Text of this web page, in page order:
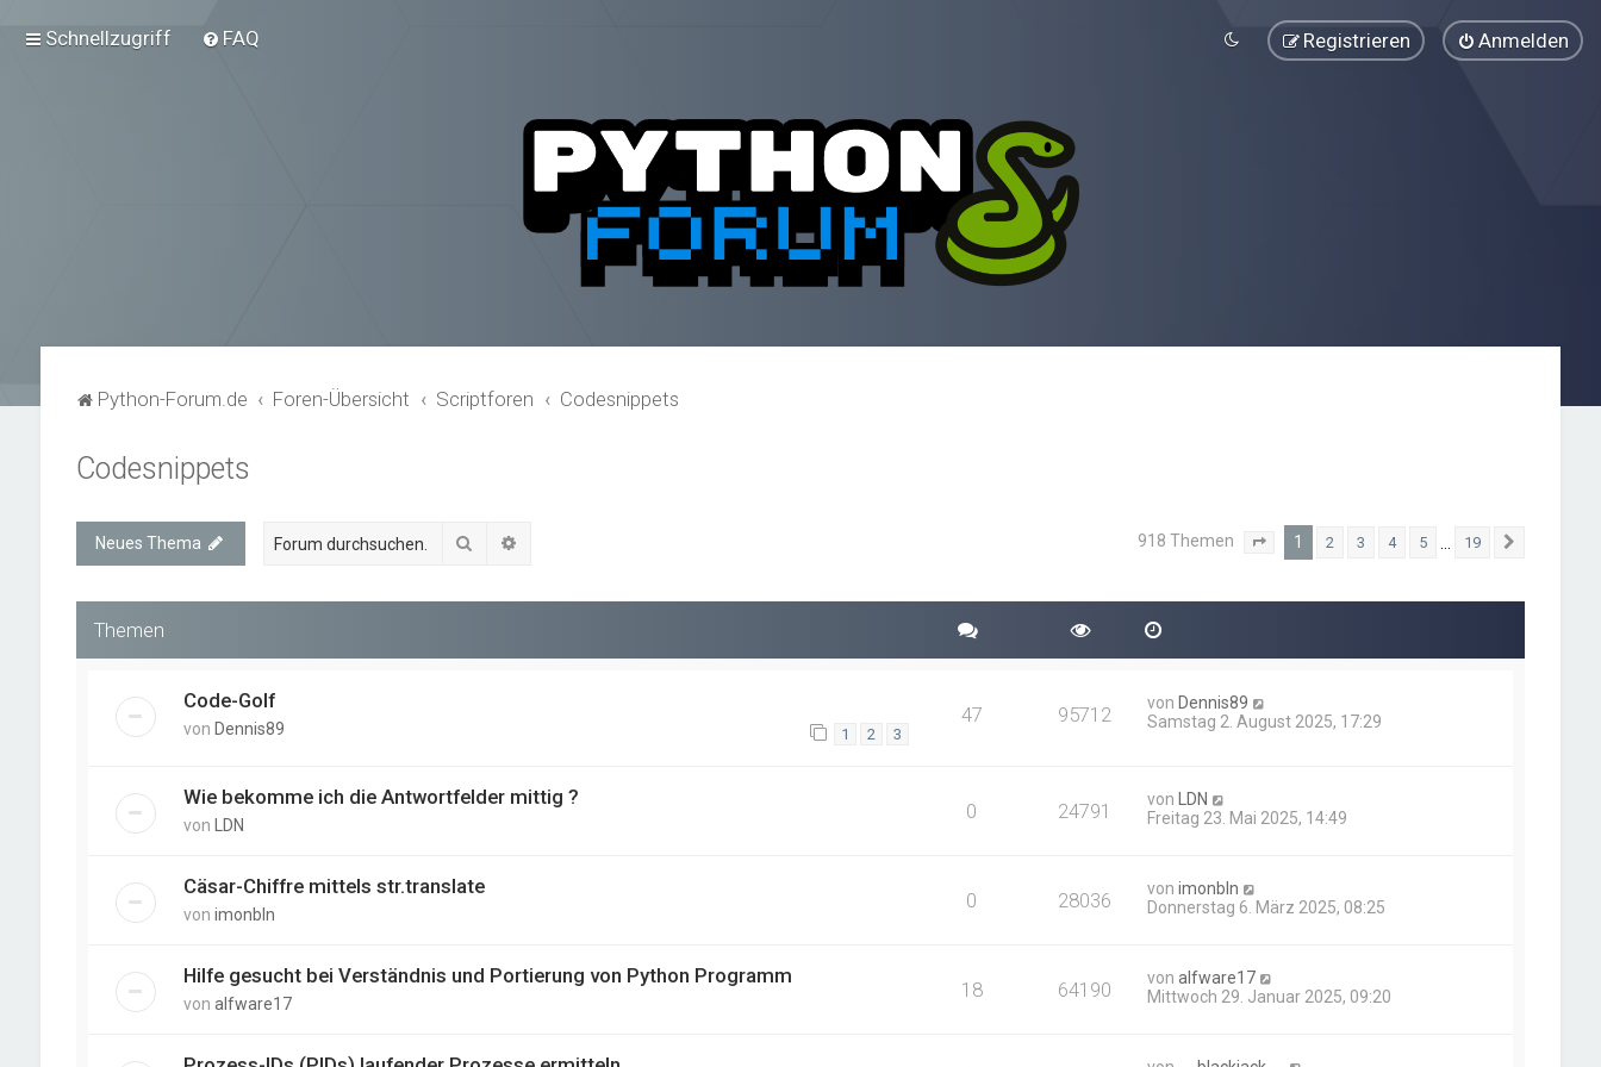
Schnellzugriff FAQ Anmelden
Registrieren
Python-Forum.de Foren-Übersicht Scriptforen Codesnippets
Codesnippets
Neues Thema Suche 918 Themen Seite von 19
1 2 3 4 5 19
Themen
Code-Golf
von Dennis89 1 2 3
47 95712 von Dennis89
Samstag 2. August 2025, 17:29
Wie bekomme ich die Antwortfelder mittig ?
von LDN
0 24791 von
LDN
Freitag 23. Mai 2025, 14:49
Cäsar-Chiffre mittels str.translate
von imonbln
0 28036 vonimonbln
Donnerstag 6. März 2025, 08:25
Hilfe gesucht bei Verständnis und Portierung von Python Programm
von alfware17
18 64190 vonalfware17
Mittwoch 29. Januar 2025, 09:20